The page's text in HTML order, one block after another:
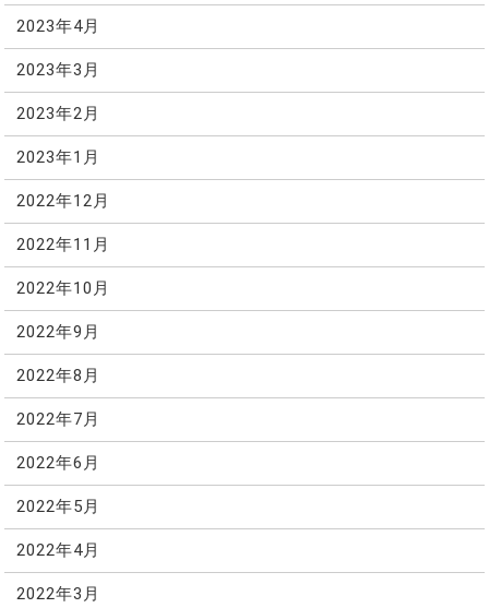
2023年4月
2023年3月
2023年2月
2023年1月
2022年12月
2022年11月
2022年10月
2022年9月
2022年8月
2022年7月
2022年6月
2022年5月
2022年4月
2022年3月